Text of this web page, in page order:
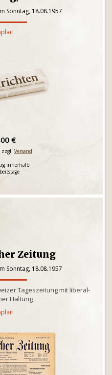
Sonntag, 18.08.1957
€
Versand
innerhalb
Zeitung
Sonntag, 18.08.1957
Tageszeitung mit liberal-
Haltung